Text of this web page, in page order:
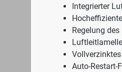
Integrierter
Regelung
Auto-Restart-